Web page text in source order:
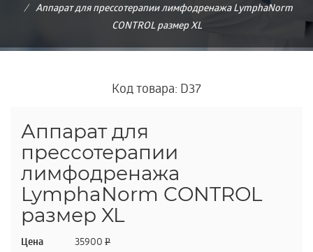
Аппарат для прессотерапии лимфодренажа LymphaNorm
CONTROL размер XL
Код товара: D37
Аппарат для
прессотерапии
лимфодренажа
LymphaNorm CONTROL
размер XL
Цена 35900 P